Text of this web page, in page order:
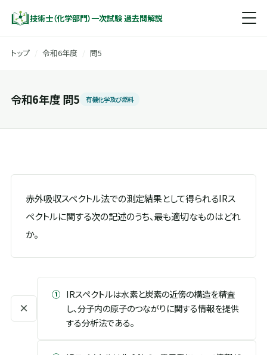
技術士（化学部門）一次試験 過去問解説
トップ 令和6年度 問5
令和6年度 問5 有機化学及び燃料
赤外吸収スペクトル法での測定結果として得られるIRス
ペクトルに関する次の記述のうち、最も適切なものはどれ
か。
×
① IRスペクトルは水素と炭素の近傍の構造を精査
し、分子内の原子のつながりに関する情報を提供
する分析法である。